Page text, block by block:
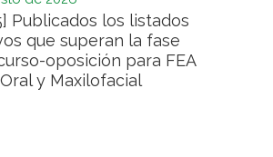
Publicados los listados
que superan la fase
oposición para FEA
y Maxilofacial